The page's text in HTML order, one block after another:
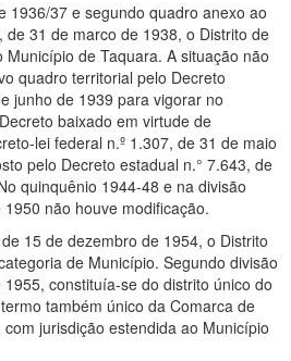
1936/37 e segundo quadro anexo ao
de 31 de marco de 1938, o Distrito de
de Taquara. A situação não
quadro territorial pelo Decreto
junho de 1939 para vigorar no
baixado em virtude de
lei federal n.º 1.307, de 31 de maio
pelo Decreto estadual n.° 7.643, de
quinquênio 1944-48 e na divisão
não houve modificação.
15 de dezembro de 1954, o Distrito
de Município. Segundo divisão
constituía-se do distrito único do
também único da Comarca de
jurisdição estendida ao Município